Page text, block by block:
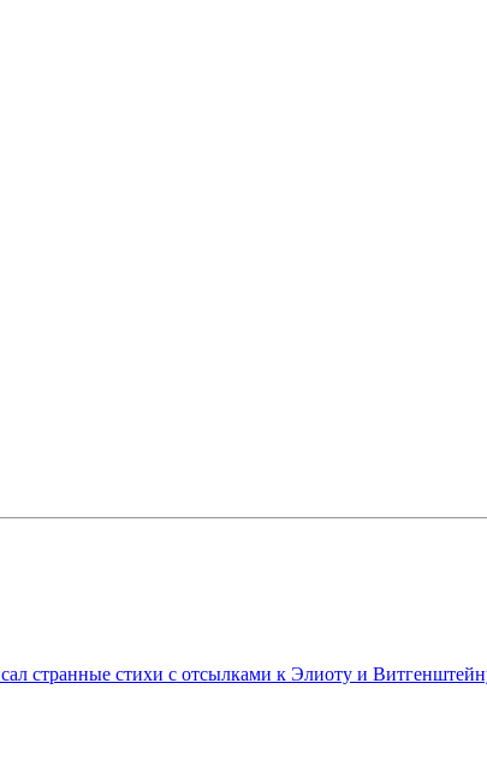
странные стихи c отсылками к Элиоту и